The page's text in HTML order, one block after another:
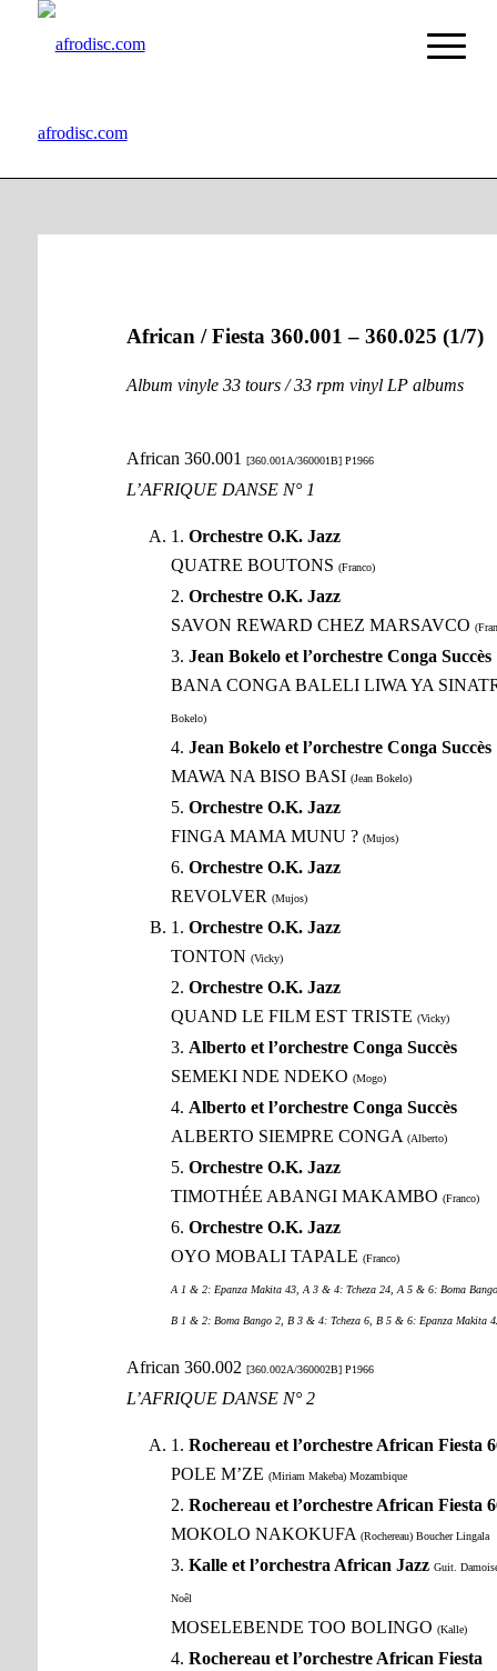
afrodisc.com
African / Fiesta 360.001 – 360.025 (1/7)
Album vinyle 33 tours / 33 rpm vinyl LP albums
African 360.001 [360.001A/360001B] P1966
L’AFRIQUE DANSE N° 1
1. Orchestre O.K. Jazz
QUATRE BOUTONS (Franco)
2. Orchestre O.K. Jazz
SAVON REWARD CHEZ MARSAVCO
3. Jean Bokelo et l’orchestre Conga Succès
BANA CONGA BALELI LIWA YA
Bokelo)
4. Jean Bokelo et l’orchestre Conga Succès
MAWA NA BISO BASI (Jean Bokelo)
5. Orchestre O.K. Jazz
FINGA MAMA MUNU ? (Mujos)
6. Orchestre O.K. Jazz
REVOLVER (Mujos)
1. Orchestre O.K. Jazz
TONTON (Vicky)
2. Orchestre O.K. Jazz
QUAND LE FILM EST TRISTE (Vicky)
3. Alberto et l’orchestre Conga Succès
SEMEKI NDE NDEKO (Mogo)
4. Alberto et l’orchestre Conga Succès
ALBERTO SIEMPRE CONGA (Alberto)
5. Orchestre O.K. Jazz
TIMOTHÉE ABANGI MAKAMBO (Franco)
6. Orchestre O.K. Jazz
OYO MOBALI TAPALE (Franco)
A 1 & 2: Epanza Makita 43, A 3 & 4: Tcheza 24, A 5 & 6: Boma
B 1 & 2: Boma Bango 2, B 3 & 4: Tcheza 6, B 5 & 6: Epanza Makita
African 360.002 [360.002A/360002B] P1966
L’AFRIQUE DANSE N° 2
1. Rochereau et l’orchestre African Fiesta
POLE M’ZE (Miriam Makeba) Mozambique
2. Rochereau et l’orchestre African Fiesta
MOKOLO NAKOKUFA (Rochereau) Boucher Lingala
3. Kalle et l’orchestra African Jazz Guit.
Noêl
MOSELEBENDE TOO BOLINGO (Kalle)
4. Rochereau et l’orchestre African Fiesta